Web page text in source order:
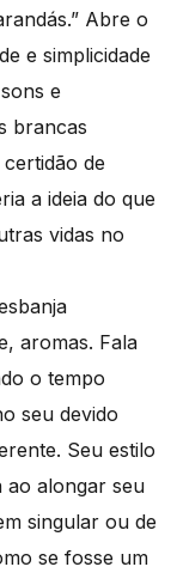
Abre o
e simplicidade
e
brancas
de
a ideia do que
vidas no
aromas. Fala
o tempo
seu devido
Seu estilo
ao alongar seu
singular ou de
se fosse um